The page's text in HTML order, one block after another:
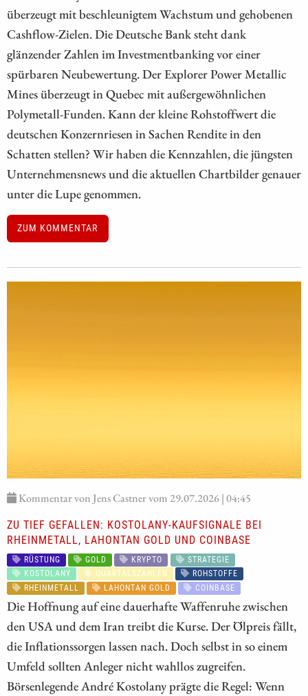
überzeugt mit beschleunigtem Wachstum und gehobenen
Cashflow-Zielen. Die Deutsche Bank steht dank
glänzender Zahlen im Investmentbanking vor einer
spürbaren Neubewertung. Der Explorer Power Metallic
Mines überzeugt in Quebec mit außergewöhnlichen
Polymetall-Funden. Kann der kleine Rohstoffwert die
deutschen Konzernriesen in Sachen Rendite in den
Schatten stellen? Wir haben die Kennzahlen, die jüngsten
Unternehmensnews und die aktuellen Chartbilder genauer
unter die Lupe genommen.
ZUM KOMMENTAR
Kommentar von Jens Castner vom 29.07.2026 | 04:45
ZU TIEF GEFALLEN: KOSTOLANY-KAUFSIGNALE BEI
RHEINMETALL, LAHONTAN GOLD UND COINBASE
RÜSTUNG GOLD KRYPTO
STRATEGIE
KOSTOLANY
QUARTALSZAHLEN
ROHSTOFFE
RHEINMETALL
LAHONTAN GOLD COINBASE
Die Hoffnung auf eine dauerhafte Waffenruhe zwischen
den USA und dem Iran treibt die Kurse. Der Ölpreis fällt,
die Inflationssorgen lassen nach. Doch selbst in so einem
Umfeld sollten Anleger nicht wahllos zugreifen.
Börsenlegende André Kostolany prägte die Regel: Wenn